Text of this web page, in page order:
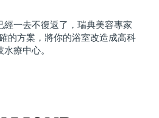
經一去不復返了，瑞典美容專家
的方案，將你的浴室改造成高科
水療中心。